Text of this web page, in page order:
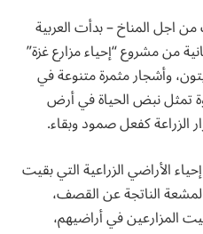
المناخ – بدأت العربية
من مشروع “إحياء مزارع غزة”
30,000 شجرة زيتون، وأشجار مثمرة متنوعة في
تمثل نبض الحياة في أرض
الزراعة كفعل صمود وبقاء.
الأراضي الزراعية التي بقيت
المشعة الناتجة عن القصف،
المزارعين في أراضيهم،